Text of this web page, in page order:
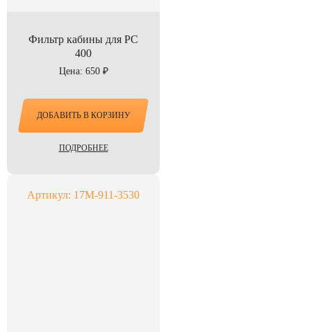
Фильтр кабины для PC
400
Цена: 650 ₽
ДОБАВИТЬ В КОРЗИНУ
ПОДРОБНЕЕ
Артикул: 17M-911-3530